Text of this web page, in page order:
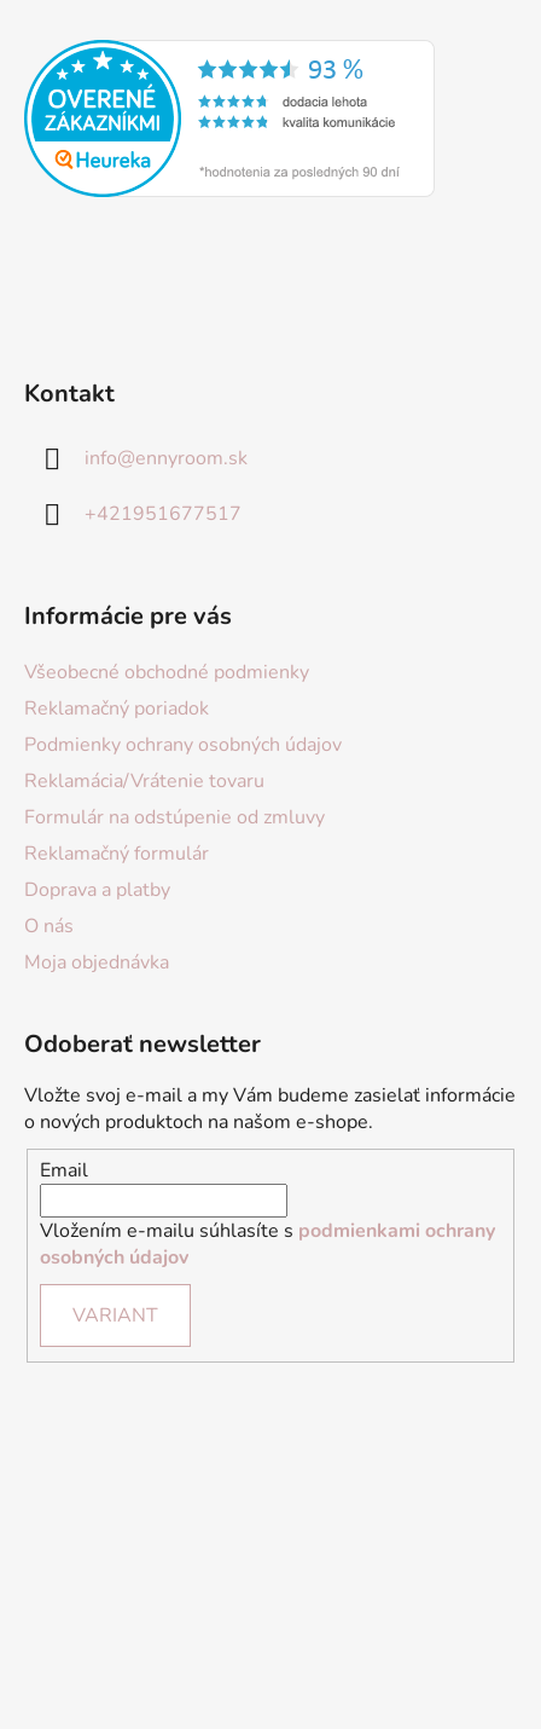
Kontakt
info@ennyroom.sk
+421951677517
Informácie pre vás
Všeobecné obchodné podmienky
Reklamačný poriadok
Podmienky ochrany osobných údajov
Reklamácia/Vrátenie tovaru
Formulár na odstúpenie od zmluvy
Reklamačný formulár
Doprava a platby
O nás
Moja objednávka
Odoberať newsletter
Vložte svoj e-mail a my Vám budeme zasielať informácie
o nových produktoch na našom e-shope.
Email
Vložením e-mailu súhlasíte s podmienkami ochrany
osobných údajov
VARIANT